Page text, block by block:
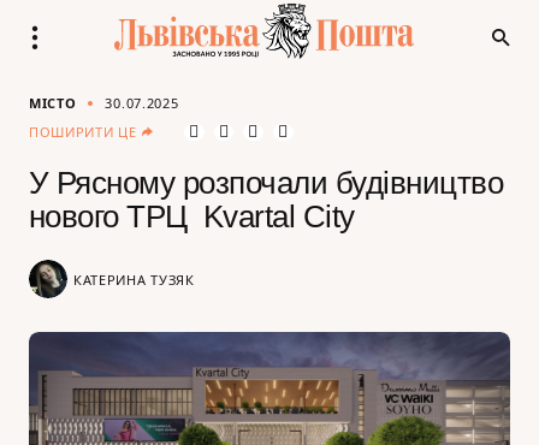
МІСТО
30.07.2025
ПОШИРИТИ ЦЕ
У Рясному розпочали будівництво
нового ТРЦ Kvartal City
КАТЕРИНА ТУЗЯК